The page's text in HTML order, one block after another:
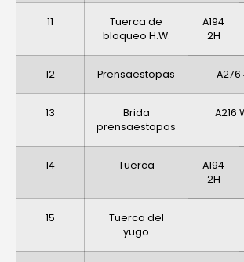
11
Tuerca de
bloqueo H.W.
A194
2H
12 Prensaestopas A276
13
Brida
prensaestopas
A216
14 Tuerca
A194
2H
15
Tuerca del
yugo